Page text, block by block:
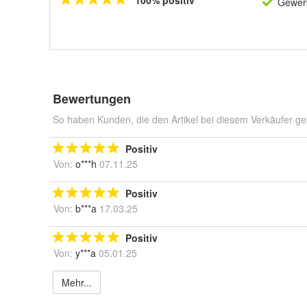
Bewertungen
So haben Kunden, die den Artikel bei diesem Verkäufer
Positiv
Von: o***h 07.11.25
Positiv
Von: b***a 17.03.25
Positiv
Von: y***a 05.01.25
Mehr...